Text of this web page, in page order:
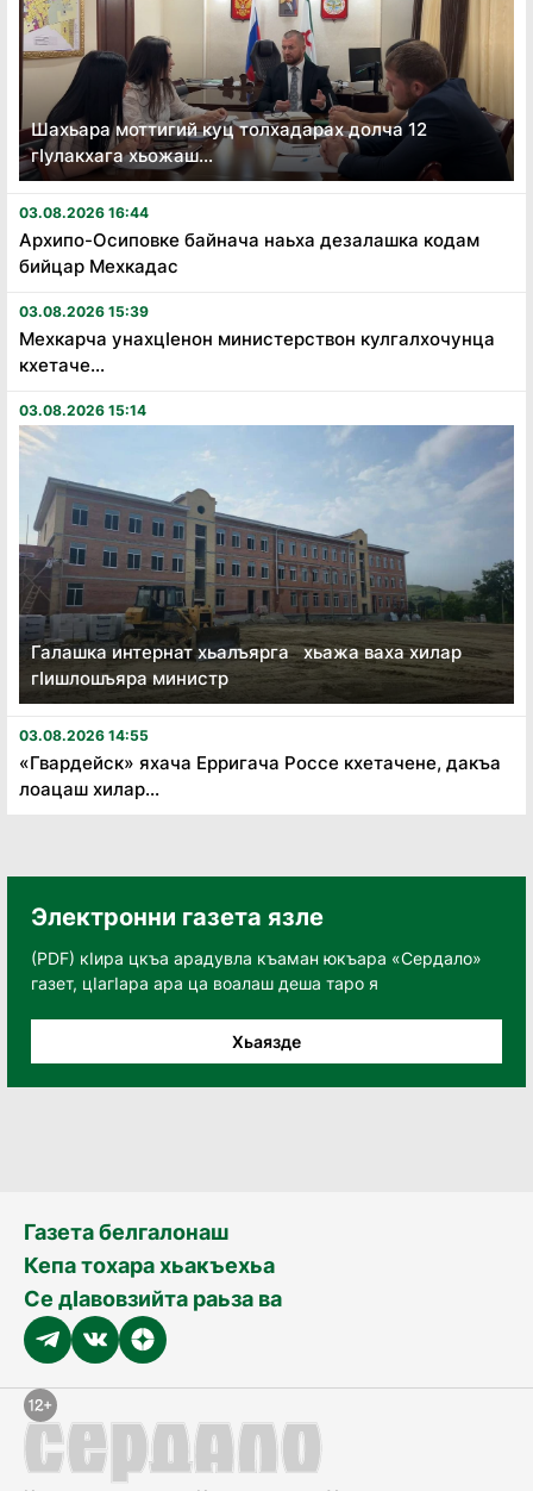
Шахьара моттигий куц толхадарах долча 12
гӏулакхага хьожаш...
03.08.2026 16:44
Архипо-Осиповке байнача наьха дезалашка кодам
бийцар Мехкадас
03.08.2026 15:39
Мехкарча унахцӏенон министерствон кулгалхочунца
кхетаче...
03.08.2026 15:14
Галашка интернат хьалъярга хьажа ваха хилар
гӏишлошъяра министр
03.08.2026 14:55
«Гвардейск» яхача Ерригача Россе кхетачене, дакъа
лоацаш хилар...
Электронни газета язле
(PDF) кӀира цкъа арадувла къаман юкъара «Сердало»
газет, цӀагӀара ара ца воалаш деша таро я
Хьаязде
Газета белгалонаш
Кепа тохара хьакъехьа
Се дӀавовзийта раьза ва